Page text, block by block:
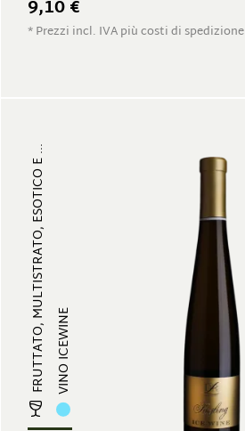
9,10 €
* Prezzi incl. IVA più costi di spedizione
FRUTTATO, MULTISTRATO, ESOTICO E ...VINO ICEWINE